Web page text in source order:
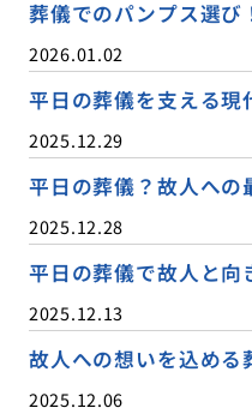
葬儀でのパンプス選び
2026.01.02
平日の葬儀を支える現
2025.12.29
平日の葬儀？故人への
2025.12.28
平日の葬儀で故人と向
2025.12.13
故人への想いを込める
2025.12.06